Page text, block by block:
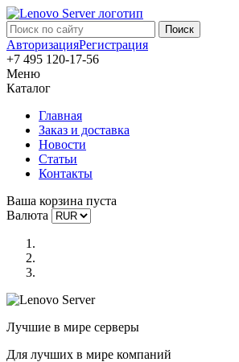
АвторизацияРегистрация
+7 495 120-17-56
Меню
Каталог
Главная
Заказ и доставка
Новости
Статьи
Контакты
Ваша корзина пуста
Валюта
Лучшие в мире серверы
Для лучших в мире компаний